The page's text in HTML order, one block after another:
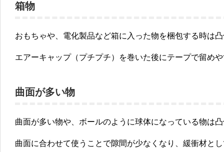
箱物
おもちゃや、電化製品など箱に入った物を梱包する時は
エアーキャップ（プチプチ）を巻いた後にテープで留め
曲面が多い物
曲面が多い物や、ボールのように球体になっている物は
曲面に合わせて使うことで隙間が少なくなり、緩衝材と